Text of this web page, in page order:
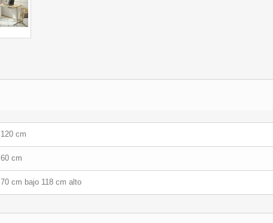
120 cm
60 cm
70 cm bajo 118 cm alto